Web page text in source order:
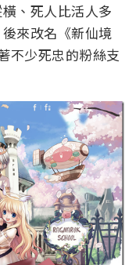
、死人比活人多
來改名《新仙境
不少死忠的粉絲支